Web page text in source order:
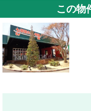
この物